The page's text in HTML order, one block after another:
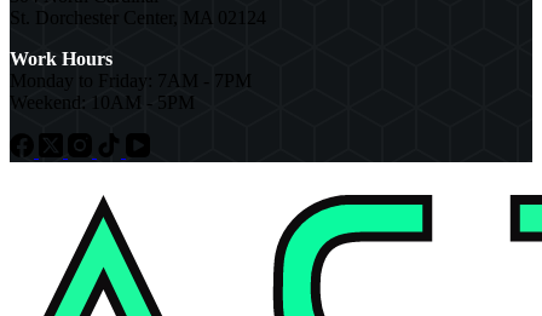
St. Dorchester Center, MA 02124
Work Hours
Monday to Friday: 7AM - 7PM
Weekend: 10AM - 5PM